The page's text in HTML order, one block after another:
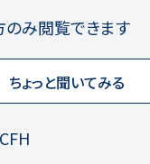
み閲覧できます
ちょっと聞いてみる